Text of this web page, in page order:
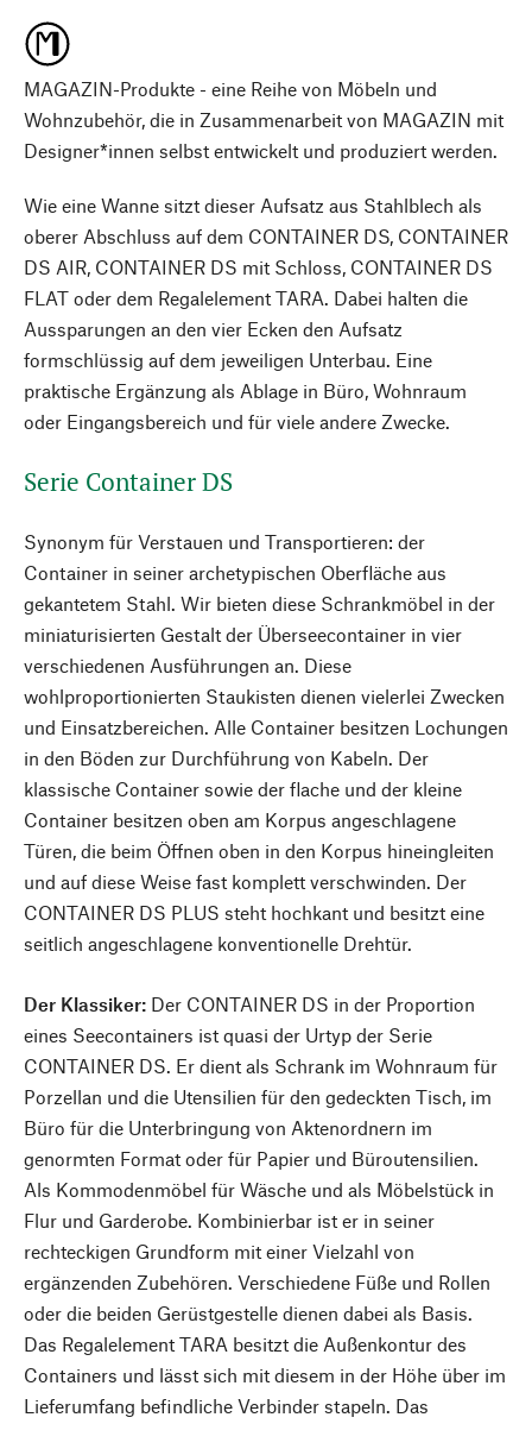
MAGAZIN-Produkte - eine Reihe von Möbeln und
Wohnzubehör, die in Zusammenarbeit von MAGAZIN mit
Designer*innen selbst entwickelt und produziert werden.
Wie eine Wanne sitzt dieser Aufsatz aus Stahlblech als
oberer Abschluss auf dem CONTAINER DS, CONTAINER
DS AIR, CONTAINER DS mit Schloss, CONTAINER DS
FLAT oder dem Regalelement TARA. Dabei halten die
Aussparungen an den vier Ecken den Aufsatz
formschlüssig auf dem jeweiligen Unterbau. Eine
praktische Ergänzung als Ablage in Büro, Wohnraum
oder Eingangsbereich und für viele andere Zwecke.
Serie Container DS
Synonym für Verstauen und Transportieren: der
Container in seiner archetypischen Oberfläche aus
gekantetem Stahl. Wir bieten diese Schrankmöbel in der
miniaturisierten Gestalt der Überseecontainer in vier
verschiedenen Ausführungen an. Diese
wohlproportionierten Staukisten dienen vielerlei Zwecken
und Einsatzbereichen. Alle Container besitzen Lochungen
in den Böden zur Durchführung von Kabeln. Der
klassische Container sowie der flache und der kleine
Container besitzen oben am Korpus angeschlagene
Türen, die beim Öffnen oben in den Korpus hineingleiten
und auf diese Weise fast komplett verschwinden. Der
CONTAINER DS PLUS steht hochkant und besitzt eine
seitlich angeschlagene konventionelle Drehtür.
Der Klassiker: Der CONTAINER DS in der Proportion
eines Seecontainers ist quasi der Urtyp der Serie
CONTAINER DS. Er dient als Schrank im Wohnraum für
Porzellan und die Utensilien für den gedeckten Tisch, im
Büro für die Unterbringung von Aktenordnern im
genormten Format oder für Papier und Büroutensilien.
Als Kommodenmöbel für Wäsche und als Möbelstück in
Flur und Garderobe. Kombinierbar ist er in seiner
rechteckigen Grundform mit einer Vielzahl von
ergänzenden Zubehören. Verschiedene Füße und Rollen
oder die beiden Gerüstgestelle dienen dabei als Basis.
Das Regalelement TARA besitzt die Außenkontur des
Containers und lässt sich mit diesem in der Höhe über im
Lieferumfang befindliche Verbinder stapeln. Das